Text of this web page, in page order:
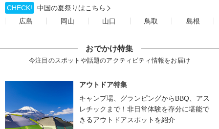
CHECK!
中国の夏祭りはこちら
広島
岡山 山口 鳥取 島根
おでかけ特集
今注目のスポットや話題のアクティビティ情報をお届け
アウトドア特集
キャンプ場、グランピングからBBQ、アス
レチックまで！非日常体験を存分に堪能で
きるアウトドアスポットを紹介